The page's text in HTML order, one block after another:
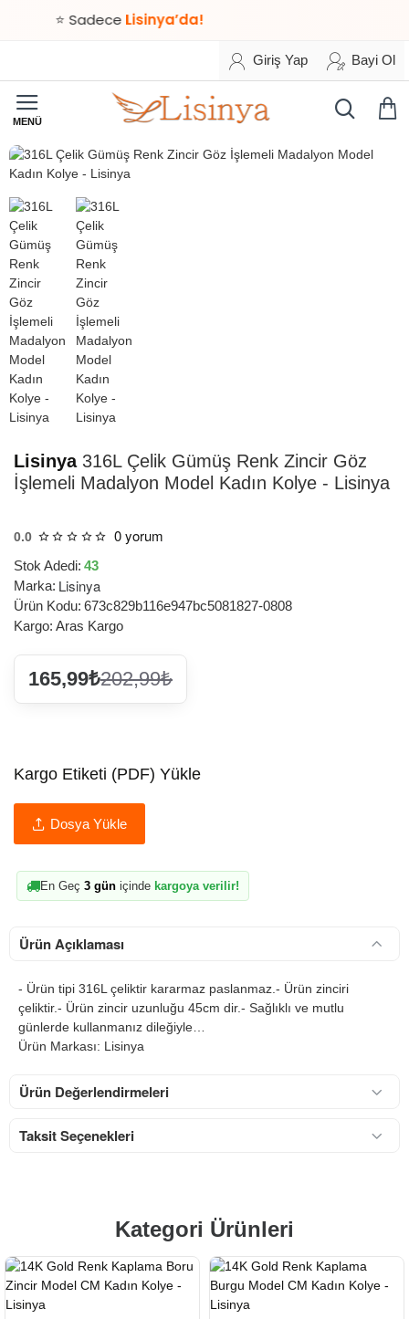
⭐ SadeceLisinya’da!
Giriş Yap Bayi Ol
TESLİMAT
Lisinya316L Çelik Gümüş Renk Zincir Göz
İşlemeli Madalyon Model Kadın Kolye - Lisinya
0.0 0 yorum
Stok Adedi: 43
Marka: Lisinya
Ürün Kodu: 673c829b116e947bc5081827-0808
Kargo: Aras Kargo
165,99₺202,99₺
Kargo Etiketi (PDF) Yükle
Dosya Yükle
En Geç 3 gün içinde kargoya verilir!
Ürün Açıklaması
- Ürün tipi 316L çeliktir kararmaz paslanmaz.- Ürün zinciri
çeliktir.- Ürün zincir uzunluğu 45cm dir.- Sağlıklı ve mutlu
günlerde kullanmanız dileğiyle…
Ürün Markası: Lisinya
Ürün Değerlendirmeleri
Taksit Seçenekleri
Kategori Ürünleri